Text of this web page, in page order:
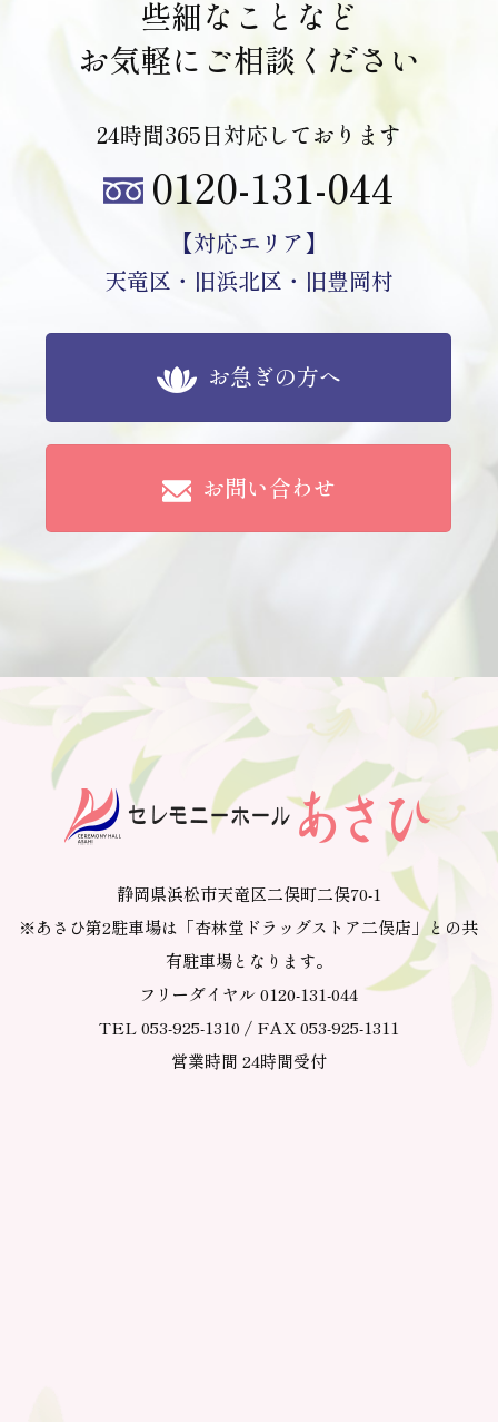
者に開示いたしません。
・お客様の同意がある場合
を委託する業者に対して開示する場合
・法令に基づき開示することが必要である場合
弊社は、個人情報の正確性及び安全性確保のために、セキ
ュリティに万全の対策を講じています。
ご本人の照会
お客様がご本人の個人情報の照会・修正・削除などをご希
法令、規範の遵守と見直し
弊社の個人情報の取扱に関するお問い合せは下記までご連
絡ください。
株式会社 天想
〒431-1134 静岡県浜松市天竜区二俣町二俣70-1
TEL:0120-131-044 / 053-925-1310
Mail:tensou@yr.tnc.ne.jp
些細なことなど
お気軽にご相談ください
24時間365日対応しております
0120-131-044
【対応エリア】
天竜区・旧浜北区・旧豊岡村
お急ぎの方へ
お問い合わせ
静岡県浜松市天竜区二俣町二俣70-1
※あさひ第2駐車場は「杏林堂ドラッグストア二俣店」との共
有駐車場となります。
フリーダイヤル 0120-131-044
TEL 053-925-1310 / FAX 053-925-1311
営業時間 24時間受付